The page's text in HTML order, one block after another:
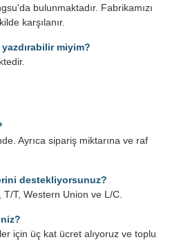
bulunmaktadır. Fabrikamızı
karşılanır.
miyim?
Ayrıca sipariş miktarına ve raf
destekliyorsunuz?
T, Western Union ve L/C.
için üç kat ücret alıyoruz ve toplu